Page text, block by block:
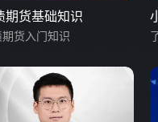
期货基础知识
期货入门知识